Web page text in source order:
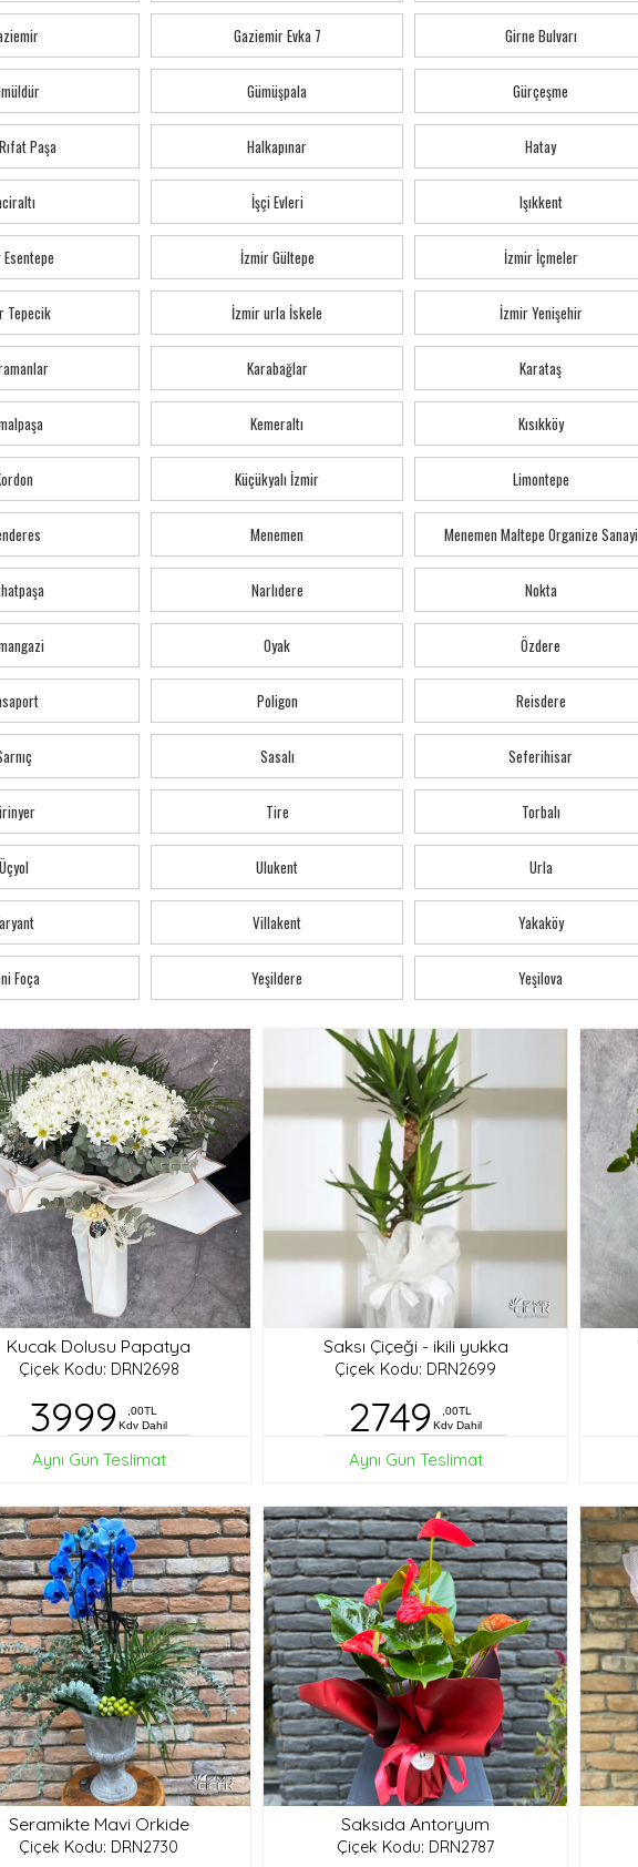
Gaziemir Evka 7 Girne Bulvarı
Gümüşpala Gürçeşme
Paşa Halkapınar Hatay
İşçi Evleri Işıkkent
İzmir Gültepe İzmir İçmeler
Tepecik İzmir urla İskele İzmir Yenişehir
Karabağlar Karataş
Kemeraltı Kısıkköy
Küçükyalı İzmir Limontepe
Menemen Menemen Maltepe Organize Sanayi
Narlıdere Nokta
Oyak Özdere
Poligon Reisdere
Sasalı Seferihisar
Tire Torbalı
Üçyol Ulukent Urla
Villakent Yakaköy
Foça Yeşildere Yeşilova
Kucak Dolusu Papatya
Çiçek Kodu: DRN2698
3999
,00TL
Kdv Dahil
Aynı Gün Teslimat
Saksı Çiçeği - ikili yukka
Çiçek Kodu: DRN2699
2749
,00TL
Kdv Dahil
Aynı Gün Teslimat
Seramikte Mavi Orkide
Çiçek Kodu: DRN2730
Saksıda Antoryum
Çiçek Kodu: DRN2787